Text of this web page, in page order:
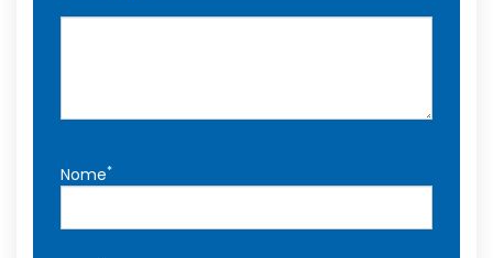
Nome*